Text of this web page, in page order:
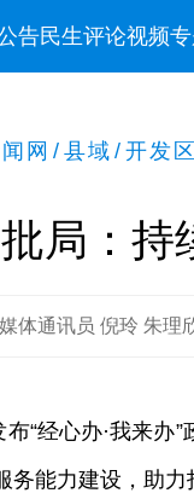
告民生评论视频
网 / 县域 / 开发
局：
体通讯员 倪玲 朱理
“经心办·我来
务能力建设，助